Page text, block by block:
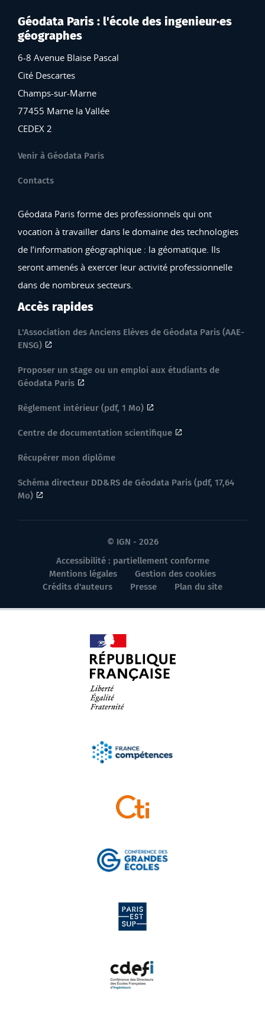
Géodata Paris : l'école des ingenieur·es
géographes
6-8 Avenue Blaise Pascal
Cité Descartes
Champs-sur-Marne
77455 Marne la Vallée
CEDEX 2
Venir à Géodata Paris
Contacts
Géodata Paris forme des professionnels qui ont
vocation à travailler dans le domaine des technologies
de l’information géographique : la géomatique. Ils
seront amenés à exercer leur activité professionnelle
dans de nombreux secteurs.
Accès rapides
L'Association des Anciens Elèves de Géodata Paris (AAE-
ENSG)
Proposer un stage ou un emploi aux étudiants de
Géodata Paris
Règlement intérieur (pdf, 1 Mo)
Centre de documentation scientifique
Récupérer mon diplôme
Schéma directeur DD&RS de Géodata Paris (pdf, 17,64
Mo)
© IGN - 2026
Accessibilité : partiellement conforme
Mentions légales
Gestion des cookies
Crédits d'auteurs
Presse Plan du site